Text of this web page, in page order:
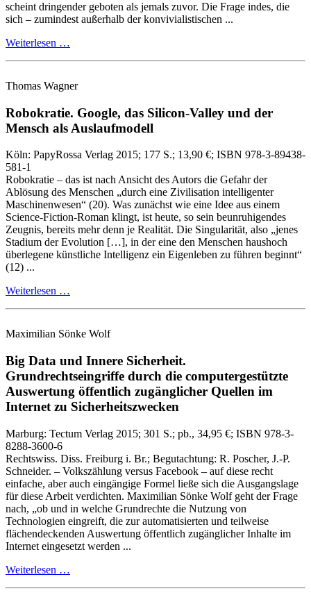
scheint dringender geboten als jemals zuvor. Die Frage indes, die
sich – zumindest außerhalb der konvivialistischen ...
Weiterlesen …
Thomas Wagner
Robokratie. Google, das Silicon-Valley und der
Mensch als Auslaufmodell
Köln: PapyRossa Verlag 2015; 177 S.; 13,90 €; ISBN 978-3-89438-
581-1
Robokratie – das ist nach Ansicht des Autors die Gefahr der
Ablösung des Menschen „durch eine Zivilisation intelligenter
Maschinenwesen“ (20). Was zunächst wie eine Idee aus einem
Science‑Fiction‑Roman klingt, ist heute, so sein beunruhigendes
Zeugnis, bereits mehr denn je Realität. Die Singularität, also „jenes
Stadium der Evolution […], in der eine den Menschen haushoch
überlegene künstliche Intelligenz ein Eigenleben zu führen beginnt“
(12) ...
Weiterlesen …
Maximilian Sönke Wolf
Big Data und Innere Sicherheit.
Grundrechtseingriffe durch die computergestützte
Auswertung öffentlich zugänglicher Quellen im
Internet zu Sicherheitszwecken
Marburg: Tectum Verlag 2015; 301 S.; pb., 34,95 €; ISBN 978-3-
8288-3600-6
Rechtswiss. Diss. Freiburg i. Br.; Begutachtung: R. Poscher, J.‑P.
Schneider. – Volkszählung versus Facebook – auf diese recht
einfache, aber auch eingängige Formel ließe sich die Ausgangslage
für diese Arbeit verdichten. Maximilian Sönke Wolf geht der Frage
nach, „ob und in welche Grundrechte die Nutzung von
Technologien eingreift, die zur automatisierten und teilweise
flächendeckenden Auswertung öffentlich zugänglicher Inhalte im
Internet eingesetzt werden ...
Weiterlesen …